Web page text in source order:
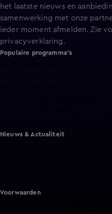
het laatste nieuws en
samenwerking met onze
ieder moment afmelden. Zie
privacyverklaring.
Populaire programma's
Nieuws & Actualiteit
Voorwaarden